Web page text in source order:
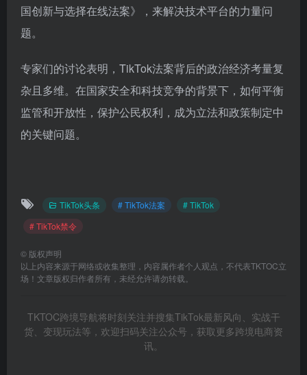
国创新与选择在线法案》，来解决技术平台的力量问
题。
专家们的讨论表明，TikTok法案背后的政治经济考量复
杂且多维。在国家安全和科技竞争的背景下，如何平衡
监管和开放性，保护公民权利，成为立法和政策制定中
的关键问题。
TikTok头条 # TikTok法案
# TikTok
# TikTok禁令
© 版权声明
以上内容来源于网络或收集整理，内容属作者个人观点，不代表TKTOC立
场！文章版权归作者所有，未经允许请勿转载。
TKTOC跨境导航将时刻关注并搜集TikTok最新风向、实战干
货、变现玩法等，欢迎扫码关注公众号，获取更多跨境电商资
讯。